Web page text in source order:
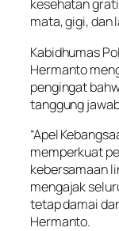
kesehatan
mata, gigi, dan
Kabidhumas
Hermanto
pengingat
tanggung
“Apel
memperkuat
kebersamaan
mengajak
tetap damai
Hermanto.